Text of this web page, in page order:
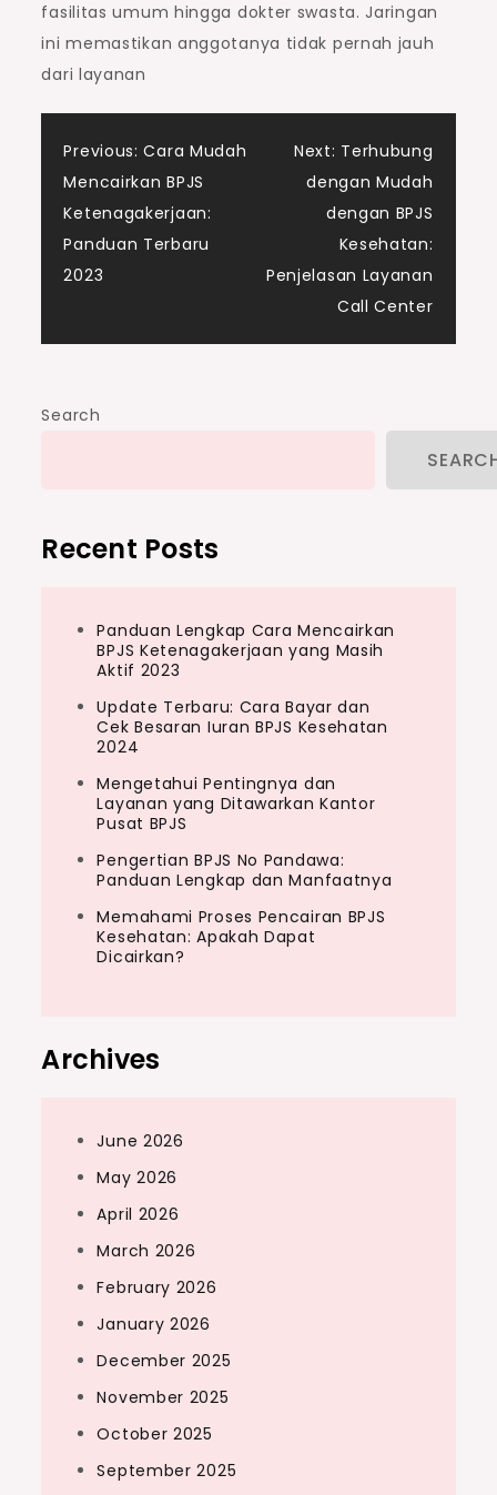
fasilitas umum hingga dokter swasta. Jaringan
ini memastikan anggotanya tidak pernah jauh
dari layanan
Post
navigation
Previous: Cara Mudah
Mencairkan BPJS
Ketenagakerjaan:
Panduan Terbaru
2023
Next: Terhubung
dengan Mudah
dengan BPJS
Kesehatan:
Penjelasan Layanan
Call Center
Search
Recent Posts
Panduan Lengkap Cara Mencairkan
BPJS Ketenagakerjaan yang Masih
Aktif 2023
Update Terbaru: Cara Bayar dan
Cek Besaran Iuran BPJS Kesehatan
2024
Mengetahui Pentingnya dan
Layanan yang Ditawarkan Kantor
Pusat BPJS
Pengertian BPJS No Pandawa:
Panduan Lengkap dan Manfaatnya
Memahami Proses Pencairan BPJS
Kesehatan: Apakah Dapat
Dicairkan?
Archives
June 2026
May 2026
April 2026
March 2026
February 2026
January 2026
December 2025
November 2025
October 2025
September 2025